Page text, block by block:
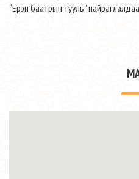
“Ерэн баатрын тууль”